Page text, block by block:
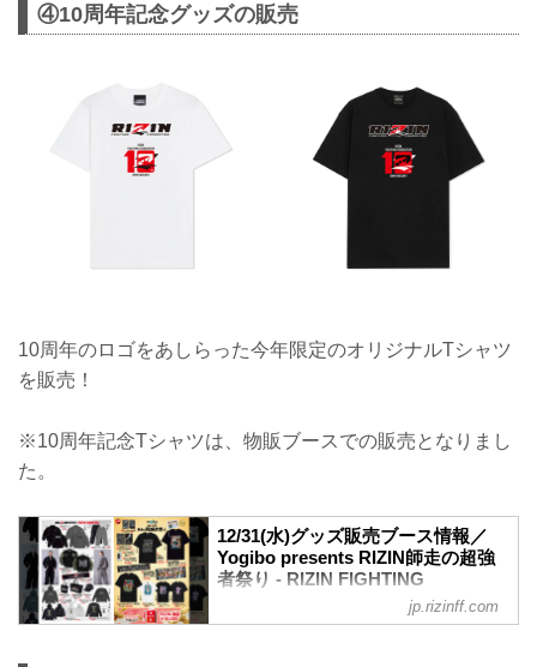
④10周年記念グッズの販売
10周年のロゴをあしらった今年限定のオリジナルTシャツ
を販売！
※10周年記念Tシャツは、物販ブースでの販売となりまし
た。
12/31(水)グッズ販売ブース情報／
Yogibo presents RIZIN師走の超強
者祭り - RIZIN FIGHTING
FEDERATION オフィシャルサイト
jp.rizinff.com